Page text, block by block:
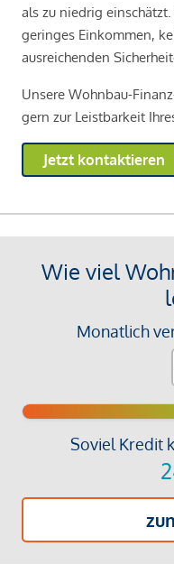
als zu niedrig
geringes Einkommen,
ausreichenden
Unsere Wohnbau-
gern zur Leistbarkeit
Jetzt kontaktieren
Wie viel
Monatlich
Soviel Kredit